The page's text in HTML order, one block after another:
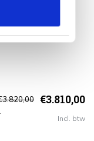
€3.810,00
Incl. btw